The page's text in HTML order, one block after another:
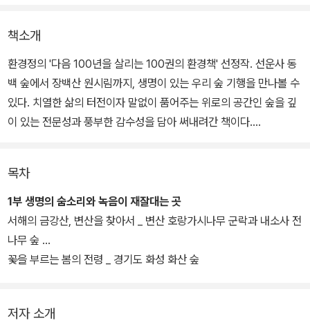
책소개
환경정의 '다음 100년을 살리는 100권의 환경책' 선정작. 선운사 동
백 숲에서 장백산 원시림까지, 생명이 있는 우리 숲 기행을 만나볼 수
있다. 치열한 삶의 터전이자 말없이 품어주는 위로의 공간인 숲을 깊
이 있는 전문성과 풍부한 감수성을 담아 써내려간 책이다.
통찰로 숲에 대한 정보와 지식을 함께 전달한다는 것이 큰 특징이다.
지형과 환경을 읽어주고 그 나무가 어디에서 왔는지, 어떻게 뿌리를
내리고 숲을 이루게 되었는지, 주위 식물들과 서로 어떤 영향을 주고
받으며 공존하는지 등등을 말해준다. 아울러, 지은이가 직접 찍은 13
0여 장의 사진이 여정을 따라 펼쳐지고 있다.
목차
1부 생명의 숨소리와 녹음이 재잘대는 곳
서해의 금강산, 변산을 찾아서 _ 변산 호랑가시나무 군락과 내소사 전
나무 숲
꽃을 부르는 봄의 전령 _ 경기도 화성 화산 숲
저자 소개